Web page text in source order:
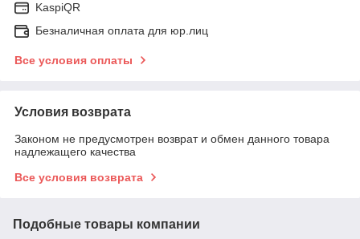
KaspiQR
Безналичная оплата для юр.лиц
Все условия оплаты
Условия возврата
Законом не предусмотрен возврат и обмен данного товара
надлежащего качества
Все условия возврата
Подобные товары компании